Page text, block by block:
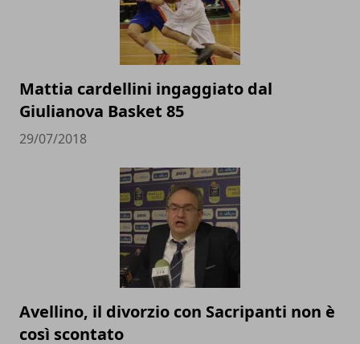
Mattia cardellini ingaggiato dal
Giulianova Basket 85
29/07/2018
Avellino, il divorzio con Sacripanti non è
così scontato